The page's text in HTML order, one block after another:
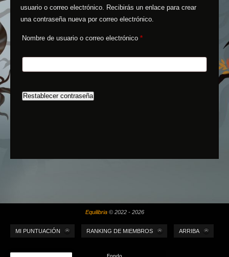
usuario o correo electrónico. Recibirás un enlace para crear
una contraseña nueva por correo electrónico.
Nombre de usuario o correo electrónico *
Restablecer contraseña
Equilibria© 2022 - 2026
MI PUNTUACIÓN RANKING DE MIEMBROS ARRIBA
Fondo